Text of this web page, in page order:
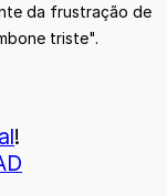
da frustração de
triste".
!